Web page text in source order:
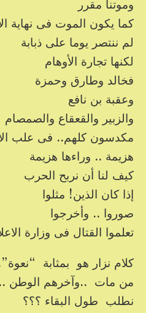
وموتنا مقرر
كما يكون الموت فى نهاية
لم ننتصر يوما على ذبابة
لكنها تجارة الأوهام
فخالد وطارق وحمزة
وعقبة بن نافع
والزبير والقعقاع والصمصام
مكدسون كلهم.. فى علب
هزيمة .. وراءها هزيمة
كيف لنا أن نربح الحرب
إذا كان الذين! مثلوا
صوروا .. وأخرجوا
تعلموا القتال فى وزارة
كلام نزار هو بمثابة
من مات ..وآخرهم الوطن
نطلب طول البقاء ؟؟؟